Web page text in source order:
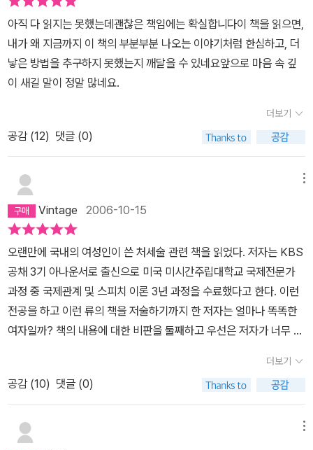
스럽게 맞받아치니 스트레스가 반으로 줄어버리는 느낌도 받았
다. 그리고 나와 비슷한 유형도 만나볼 수 있었다. 나도 단점이 많
은 사람이니까. 고쳐야지 고쳐야지 다짐하면서도 고치지 못한 나의
단점들을 책으로 다시 확인했다고나 할까 그러나 이 책은 구체적인
해결책을 원하는 분에게 적극적으로 권하고 싶은 책은 아니다. 글에
서 말하는 해결책이란 용건만 간단히..직설적으로..힘있게..군더더기
말은 없애고..할 말은 하고 살아라..당당하고 자신 있는 목소리로 정확
이지...라는 퉁명스런 말이 나올 듯..이 책 제목에 호기심을 가진 나는
아니 당신은 이미 이런 종류의 책을 여러 권 읽어보았을 것이다. 타인,
상황, 자기자신을 이기는 법을 알고는 있지만 실천하는게 어려워 고
민하는 사람들이 대부분이니..이 책이 그리 도움이 되리라 생각하진
않는다. 실천이 중요하다는 걸 다시 한 번 깨닫게 되었다. 아~ 그리
고 삽화가 아주 인상적이었다..보는 이를 아주 유쾌하게 만드는 삽화
였다. 뒤통수를 맞고 후회하며 땅을 치지 않으려면, 필요 이상으로
선심을 베푸는 사람에게 자신의 모든 정보를 내주지 말아야 한다. 이
어......'라며 땅을 칠 것이 아니라, 당사자를 찾아가 다른 동료들이 보
는 곳에서 당당하게 '네가 그럴 줄 몰랐다. 정말 상처 많이 받았다.'며
당신의 생각을 말해야 한다.(본문 내용) 최근에 내 주변에 뒤통수 맞
은 사람이 있어 뒤통수치는 사람이 아주 얄미웠다. 결국 저 방법을 뒤
통수 맞은 사람이 자신의 생각을 그 사람에게 솔직하게 말했어도 뒤
아직 다 읽지는 못했는데괜찮은 책임에는 확실합니다이 책을 읽으면,
내가 왜 지금까지 이 책의 부분부분 나오는 이야기처럼 한심하고, 더
낳은 방법을 추구하지 못했는지 깨달을 수 있네요앞으로 마음 속 깊
이 새길 말이 정말 많네요.
더보기
공감 (12) 댓글 (0)
Vintage 2006-10-15
오랜만에 국내의 여성인이 쓴 처세술 관련 책을 읽었다. 저자는 KBS
공채 3기 아나운서로 출신으로 미국 미시간주립대학교 국제전문가
과정 중 국제관계 및 스피치 이론 3년 과정을 수료했다고 한다. 이런
전공을 하고 이런 류의 책을 저술하기까지 한 저자는 얼마나 똑똑한
여자일까? 책의 내용에 대한 비판을 둘째하고 우선은 저자가 너무 부
깨뜨리지 않은 상태에서..것도 유쾌하게..이길수만 있다면 사회생활
이 너무 즐거울 것 같다. 번역서가 아니기에 더 구체적으로 느껴지기
도 했던 것 같다. 항상 타인과의 관계에 있어서 하고 싶은 말을 제대로
못하고 산다는 느낌때문에 괴로워하고 있다 . 마음속에 담아두고 스
더보기
공감 (10) 댓글 (0)